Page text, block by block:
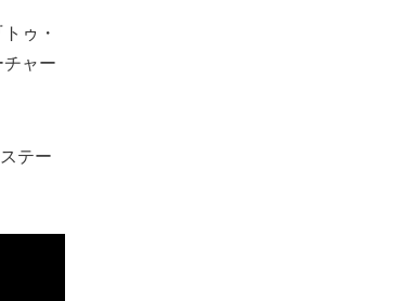
ゥ・
ャー
テー